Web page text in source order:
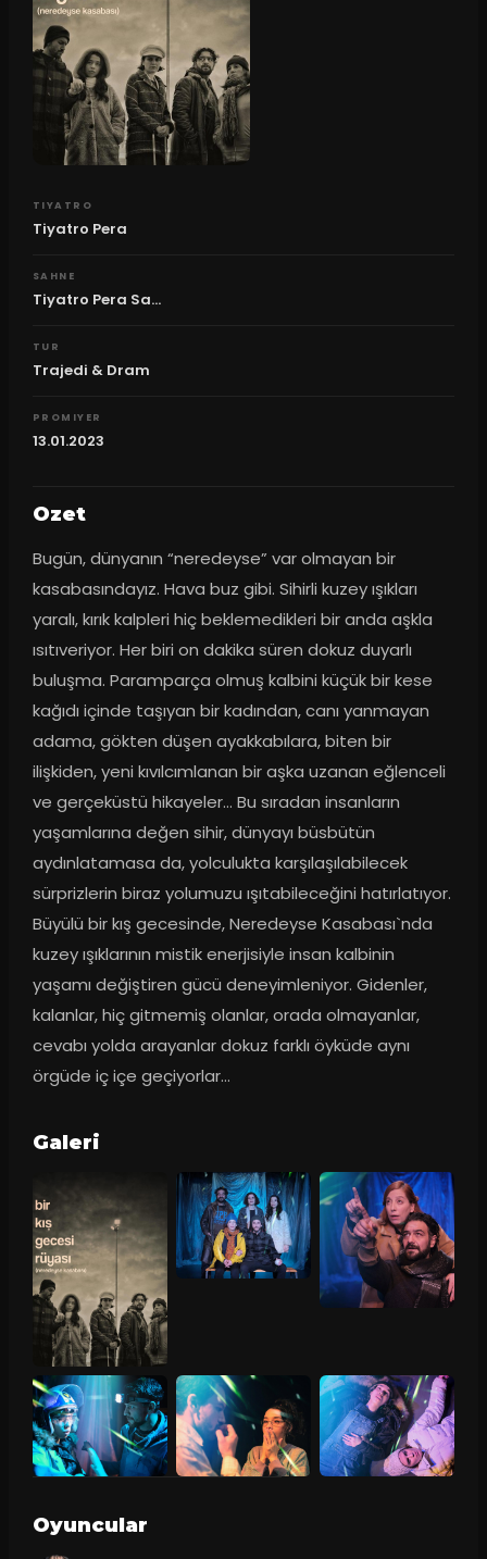
TIYATRO
Tiyatro Pera
SAHNE
Tiyatro Pera Sa...
TUR
Trajedi & Dram
PROMIYER
13.01.2023
Ozet
Bugün, dünyanın “neredeyse” var olmayan bir
kasabasındayız. Hava buz gibi. Sihirli kuzey ışıkları
yaralı, kırık kalpleri hiç beklemedikleri bir anda aşkla
ısıtıveriyor. Her biri on dakika süren dokuz duyarlı
buluşma. Paramparça olmuş kalbini küçük bir kese
kağıdı içinde taşıyan bir kadından, canı yanmayan
adama, gökten düşen ayakkabılara, biten bir
ilişkiden, yeni kıvılcımlanan bir aşka uzanan eğlenceli
ve gerçeküstü hikayeler… Bu sıradan insanların
yaşamlarına değen sihir, dünyayı büsbütün
aydınlatamasa da, yolculukta karşılaşılabilecek
sürprizlerin biraz yolumuzu ışıtabileceğini hatırlatıyor.
Büyülü bir kış gecesinde, Neredeyse Kasabası`nda
kuzey ışıklarının mistik enerjisiyle insan kalbinin
yaşamı değiştiren gücü deneyimleniyor. Gidenler,
kalanlar, hiç gitmemiş olanlar, orada olmayanlar,
cevabı yolda arayanlar dokuz farklı öyküde aynı
örgüde iç içe geçiyorlar…
Galeri
Oyuncular